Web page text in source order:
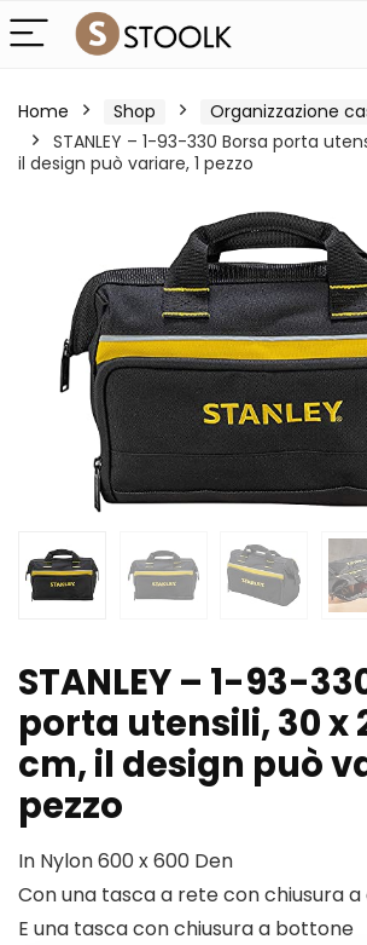
Home Shop
Organizzazione
STANLEY – 1-93-330 Borsa porta
il design può variare, 1 pezzo
STANLEY – 1-93-
porta utensili, 30 x
cm, il design può
pezzo
In Nylon 600 x 600 Den
Con una tasca a rete con chiusura
E una tasca con chiusura a bottone